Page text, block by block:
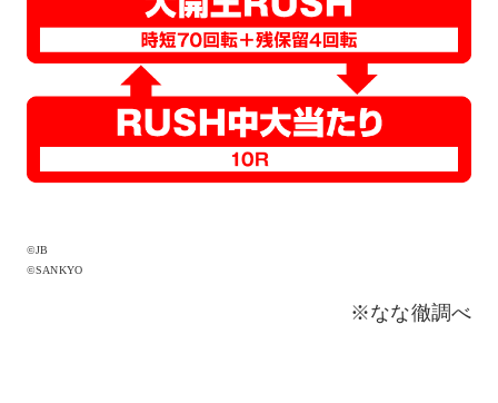
©JB
©SANKYO
※なな徹調べ